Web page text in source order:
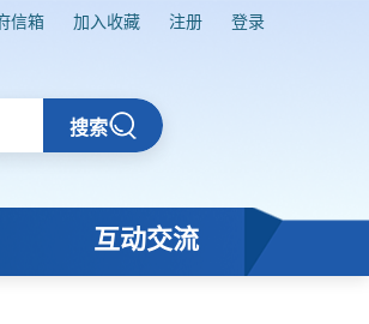
信箱 加入收藏 注册 登录
搜索
互动交流